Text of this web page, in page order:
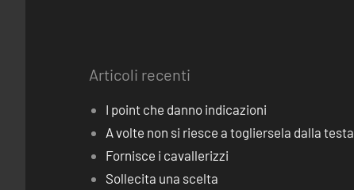
Articoli recenti
I point che danno indicazioni
A volte non si riesce a togliersela dalla testa
Fornisce i cavallerizzi
Sollecita una scelta